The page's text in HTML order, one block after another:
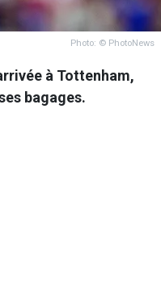
Photo: © PhotoNews
à Tottenham,
bagages.